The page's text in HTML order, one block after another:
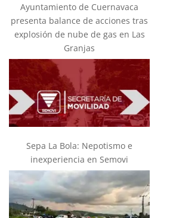
Ayuntamiento de Cuernavaca
presenta balance de acciones tras
explosión de nube de gas en Las
Granjas
Sepa La Bola: Nepotismo e
inexperiencia en Semovi